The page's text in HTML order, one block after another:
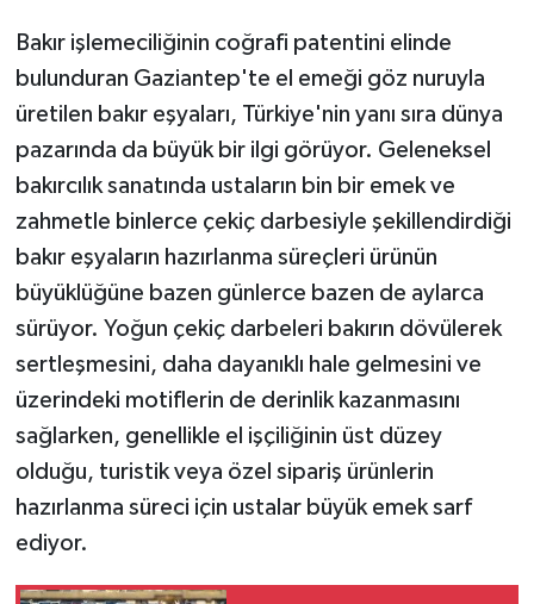
Bakır işlemeciliğinin coğrafi patentini elinde
bulunduran Gaziantep'te el emeği göz nuruyla
üretilen bakır eşyaları, Türkiye'nin yanı sıra dünya
pazarında da büyük bir ilgi görüyor. Geleneksel
bakırcılık sanatında ustaların bin bir emek ve
zahmetle binlerce çekiç darbesiyle şekillendirdiği
bakır eşyaların hazırlanma süreçleri ürünün
büyüklüğüne bazen günlerce bazen de aylarca
sürüyor. Yoğun çekiç darbeleri bakırın dövülerek
sertleşmesini, daha dayanıklı hale gelmesini ve
üzerindeki motiflerin de derinlik kazanmasını
sağlarken, genellikle el işçiliğinin üst düzey
olduğu, turistik veya özel sipariş ürünlerin
hazırlanma süreci için ustalar büyük emek sarf
ediyor.
Yeme-İçme
Yemek